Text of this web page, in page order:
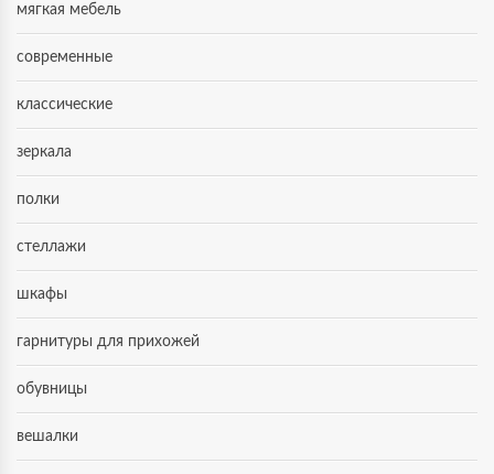
мягкая мебель
современные
классические
зеркала
полки
стеллажи
шкафы
гарнитуры для прихожей
обувницы
вешалки